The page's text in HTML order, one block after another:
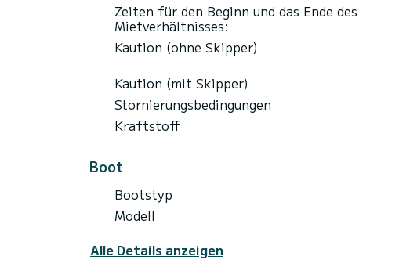
Zeiten für den Beginn und das Ende des
Mietverhältnisses:
Kaution (ohne Skipper)
Kaution (mit Skipper)
Stornierungsbedingungen
Kraftstoff
Boot
Bootstyp
Modell
Alle Details anzeigen